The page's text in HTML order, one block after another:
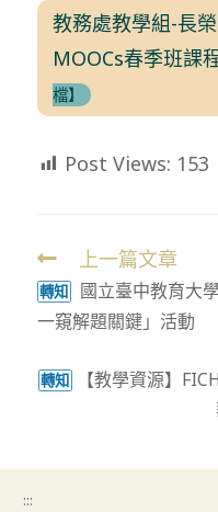
教務處教學組-長
MOOCs春季班課
檔】
Post Views: 153
Read
more
articles
上一篇文章
轉知
國立臺中教育大
一窺解題關鍵」活動
轉知
【教學資源】
:::